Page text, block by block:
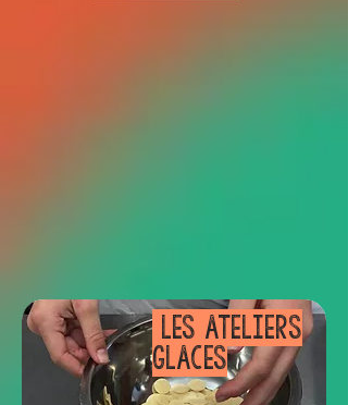
LES ATELIERS
GLACES